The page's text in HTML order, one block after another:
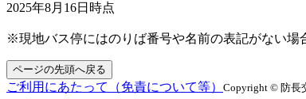
2025年8月16日 時点
※現地バス停にはのりば番号や名前の表記がない場
ページの先頭へ戻る
ご利用にあたって（免責について等） Copyright © 防長